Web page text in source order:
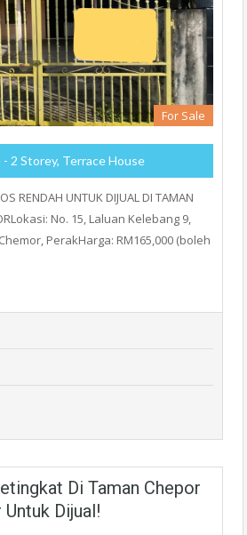
For Sale
- 2 Storey, Terrace House
RENDAH UNTUK DIJUAL DI TAMAN
No. 15, Laluan Kelebang 9,
PerakHarga: RM165,000 (boleh
Di Taman Chepor
Dijual!